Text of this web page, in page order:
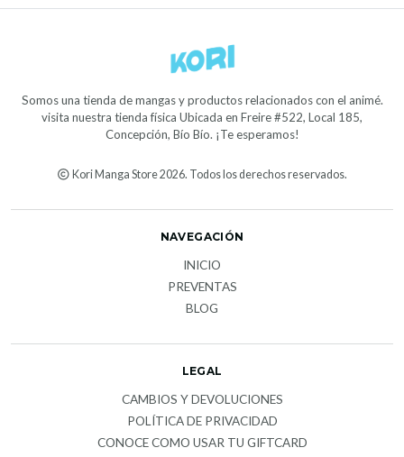
Somos una tienda de mangas y productos relacionados con el animé.
visita nuestra tienda física Ubicada en Freire #522, Local 185,
Concepción, Bío Bío. ¡Te esperamos!
Kori Manga Store 2026. Todos los derechos reservados.
NAVEGACIÓN
INICIO
PREVENTAS
BLOG
LEGAL
CAMBIOS Y DEVOLUCIONES
POLÍTICA DE PRIVACIDAD
CONOCE COMO USAR TU GIFTCARD